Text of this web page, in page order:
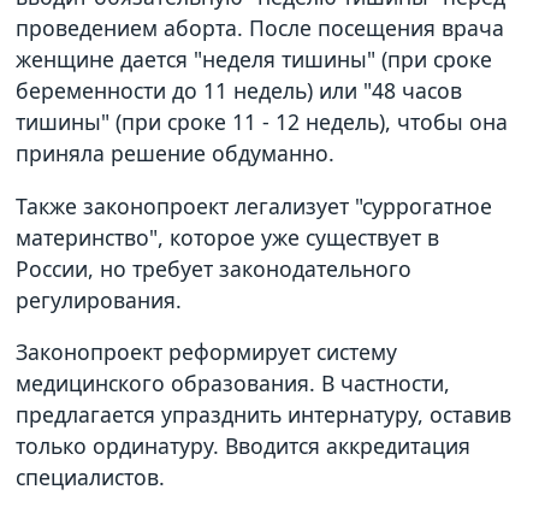
проведением аборта. После посещения врача
женщине дается "неделя тишины" (при сроке
беременности до 11 недель) или "48 часов
тишины" (при сроке 11 - 12 недель), чтобы она
приняла решение обдуманно.
Также законопроект легализует "суррогатное
материнство", которое уже существует в
России, но требует законодательного
регулирования.
Законопроект реформирует систему
медицинского образования. В частности,
предлагается упразднить интернатуру, оставив
только ординатуру. Вводится аккредитация
специалистов.